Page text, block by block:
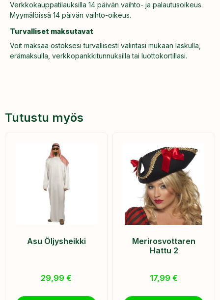
Verkkokauppatilauksilla 14 päivän vaihto- ja palautusoikeus.
Myymälöissä 14 päivän vaihto-oikeus.
Turvalliset maksutavat
Voit maksaa ostoksesi turvallisesti valintasi mukaan laskulla,
erämaksulla, verkkopankkitunnuksilla tai luottokortillasi.
Tutustu myös
Asu Öljysheikki
29,99 €
Merirosvottaren
Hattu 2
17,99 €